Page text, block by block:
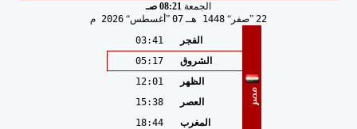
الجمعة 08:21 صـ
22 صفر 1448 هـ 07 أغسطس 2026 م
مصر
الفجر
03:41
الشروق
05:17
الظهر
12:01
العصر
15:38
المغرب
18:44